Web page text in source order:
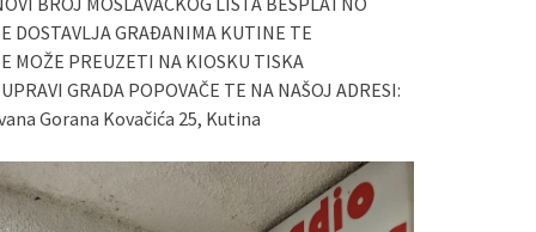
DOSTAVLJA GRAĐANIMA KUTINE TE
MOŽE PREUZETI NA KIOSKU TISKA
GRADA POPOVAČE TE NA NAŠOJ ADRESI:
Gorana Kovačića 25, Kutina